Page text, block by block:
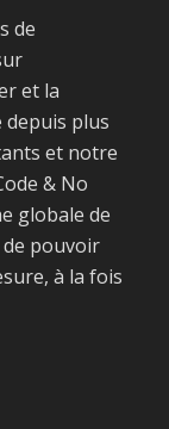
de
et la
depuis plus
et notre
& No
globale de
de pouvoir
à la fois